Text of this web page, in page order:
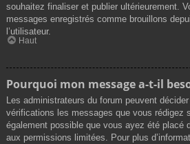
souhaitez finaliser et publier ultérieurement.
messages enregistrés comme brouillons
l’utilisateur.
Haut
Pourquoi mon message a-t-il
Les administrateurs du forum peuvent
vérifications les messages que vous rédigez
également possible que vous ayez été placé
aux permissions limitées. Pour plus